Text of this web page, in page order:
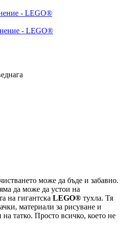
- LEGO®
- LEGO®
може да бъде и забавно.
да може да устои на
на гигантска LEGO® тухла. Тя
материали за рисуване и
татко. Просто всичко, което не